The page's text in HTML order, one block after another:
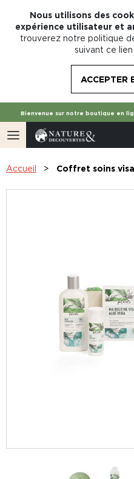
Nous utilisons des
expérience utilisateur et
trouverez notre politique
suivant ce lien
ACCEPTER
Bienvenue sur notre boutique en
Accueil Coffret soins